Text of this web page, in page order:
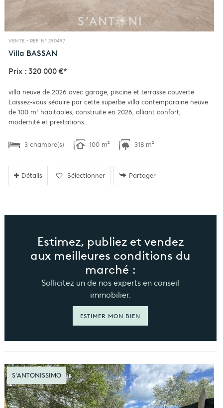
VENTE - REF. N° 290497
Villa BASSAN
Prix : 320 000 €*
villa neuve de 2026 avec garage, piscine et terrasse couverte
Laissez-vous séduire par cette superbe villa contemporaine neuve
de 100 m² habitables, construite en 2026, alliant confort,
modernité et prestations...
3 chambre(s) 100 m² 318 m²
Détails Sélectionner Partager
Estimez, publiez et vendez
aux meilleures conditions du
marché :
Sollicitez un de nos experts en conseil
immobilier.
ESTIMER MON BIEN
S'ANTONISSIMO